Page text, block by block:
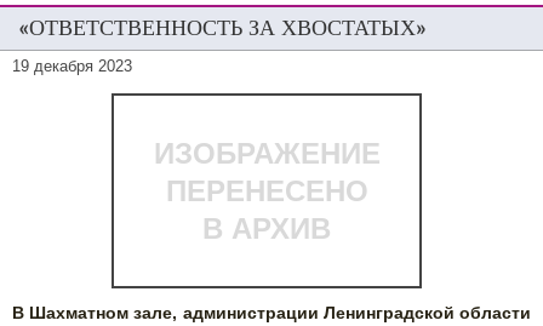
«ОТВЕТСТВЕННОСТЬ ЗА ХВОСТАТЫХ»
19 декабря 2023
ИЗОБРАЖЕНИЕ
ПЕРЕНЕСЕНО
В АРХИВ
В Шахматном зале, администрации Ленинградской области